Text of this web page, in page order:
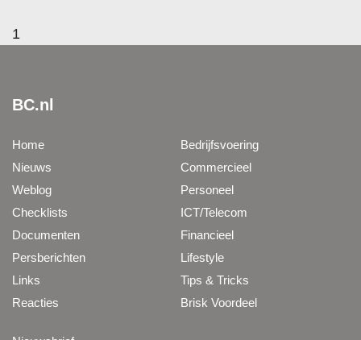
1
BC.nl
Home
Nieuws
Weblog
Checklists
Documenten
Persberichten
Links
Reacties
Bedrijfsvoering
Commercieel
Personeel
ICT/Telecom
Financieel
Lifestyle
Tips & Tricks
Brisk Voordeel